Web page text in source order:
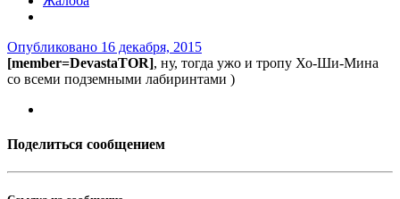
Опубликовано 16 декабря, 2015
[member=DevastaTOR], ну, тогда ужо и тропу Хо-Ши-Мина
со всеми подземными лабиринтами )
Поделиться сообщением